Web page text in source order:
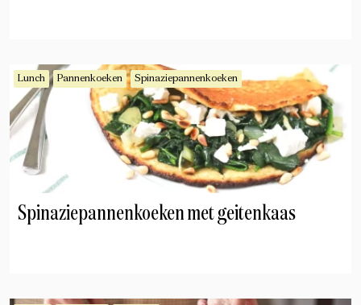
Lunch Pannenkoeken Spinaziepannenkoeken
Spinaziepannenkoeken met geitenkaas